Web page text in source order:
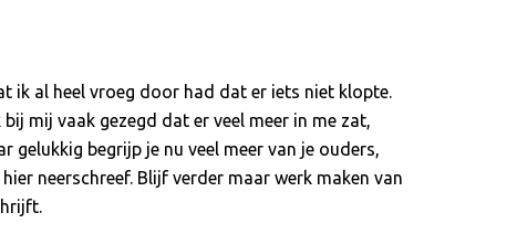
ik al heel vroeg door had dat er iets niet klopte.
mij vaak gezegd dat er veel meer in me zat,
begrijp je nu veel meer van je ouders,
neerschreef. Blijf verder maar werk maken van